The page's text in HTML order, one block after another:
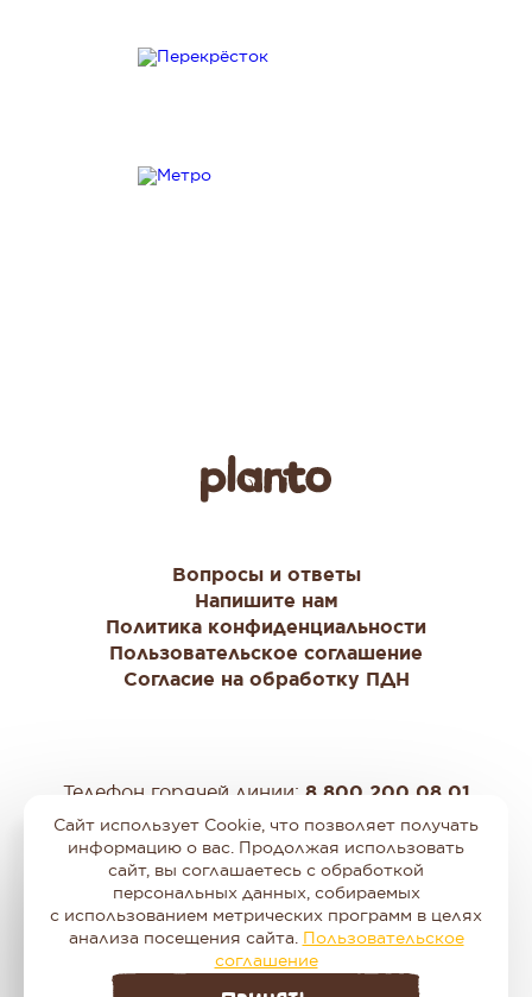
Вопросы и ответы
Напишите нам
Политика конфиденциальности
Пользовательское соглашение
Согласие на обработку ПДН
Телефон горячей линии: 8 800 200 08 01
Время работы:с 9:00 до 18:00 по Мск
Московская область, Красногорский р-н, 26 км
автодороги «Балтия», бизнес-центр «Riga Land»,
Строение 4.
2026 Эйч энд Эн. Все права защищены.
Сайт использует Cookie, что позволяет получать
информацию о вас. Продолжая использовать
сайт, вы соглашаетесь с обработкой
персональных данных, собираемых
с использованием метрических программ в целях
анализа посещения сайта. Пользовательское
соглашение